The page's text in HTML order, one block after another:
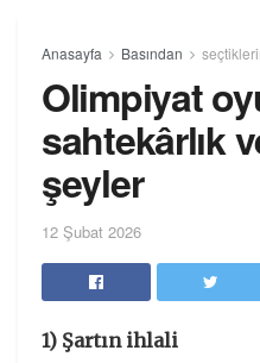
Anasayfa Basından
Olimpiyat
sahtekârlık
şeyler
12 Şubat 2026
1) Şartın ihlali